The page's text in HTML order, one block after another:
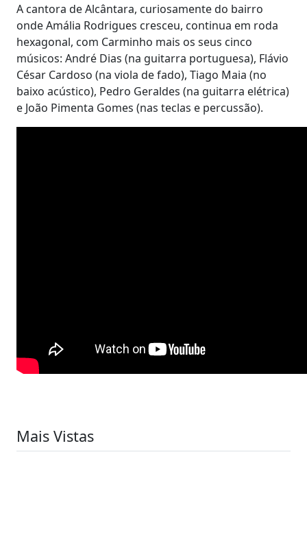
A cantora de Alcântara, curiosamente do bairro
onde Amália Rodrigues cresceu, continua em roda
hexagonal, com Carminho mais os seus cinco
músicos: André Dias (na guitarra portuguesa), Flávio
César Cardoso (na viola de fado), Tiago Maia (no
baixo acústico), Pedro Geraldes (na guitarra elétrica)
e João Pimenta Gomes (nas teclas e percussão).
Mais Vistas